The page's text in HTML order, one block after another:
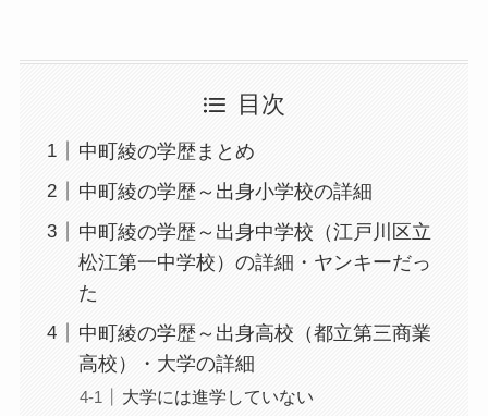
目次
中町綾の学歴まとめ
中町綾の学歴～出身小学校の詳細
中町綾の学歴～出身中学校（江戸川区立
松江第一中学校）の詳細・ヤンキーだっ
た
中町綾の学歴～出身高校（都立第三商業
高校）・大学の詳細
大学には進学していない